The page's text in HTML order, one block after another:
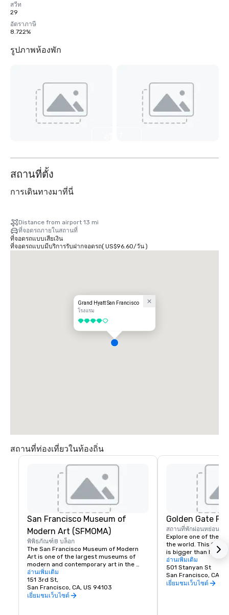
สวีท
29
อัตราภาษี
8.722%
รูปภาพห้องพัก
สถานที่ตั้ง
การเดินทางมาที่นี่
Distance from airport 13 mi
ที่จอดรถภายในสถานที่
ที่จอดรถแบบเสียเงิน
ที่จอดรถแบบมีบริการรับฝากจอดรถ( US$96.60/วัน)
Grand Hyatt San Francisco
โรงแรม
4 จาก 5
สถานที่ท่องเที่ยวในท้องถิ่น
San Francisco Museum of
Modern Art (SFMOMA)
พิพิธภัณฑ์ 8 บล็อก
The San Francisco Museum of Modern
Art is one of the largest museums of
modern and contemporary art in the
United States and a thriving cultural
center for the Bay Area. It spans seven
stories and has a cafe and bookstore on
site. SFMOMA’s permanent collection
อ่านเพิ่มเติม
151 3rd St,
San Francisco, CA, US 94103
เยี่ยมชมเว็บไซต์
Golden Gate
สถานที่พักผ่อนหย่อนใจ
Explore one of the
the world. This 150-
is bigger than New
Park, and with
vehicles, it’s a safe
its hidden treasures
Academy of
อ่านเพิ่มเติม
501 Stanyan St
San Francisco, CA,
เยี่ยมชมเว็บไซต์